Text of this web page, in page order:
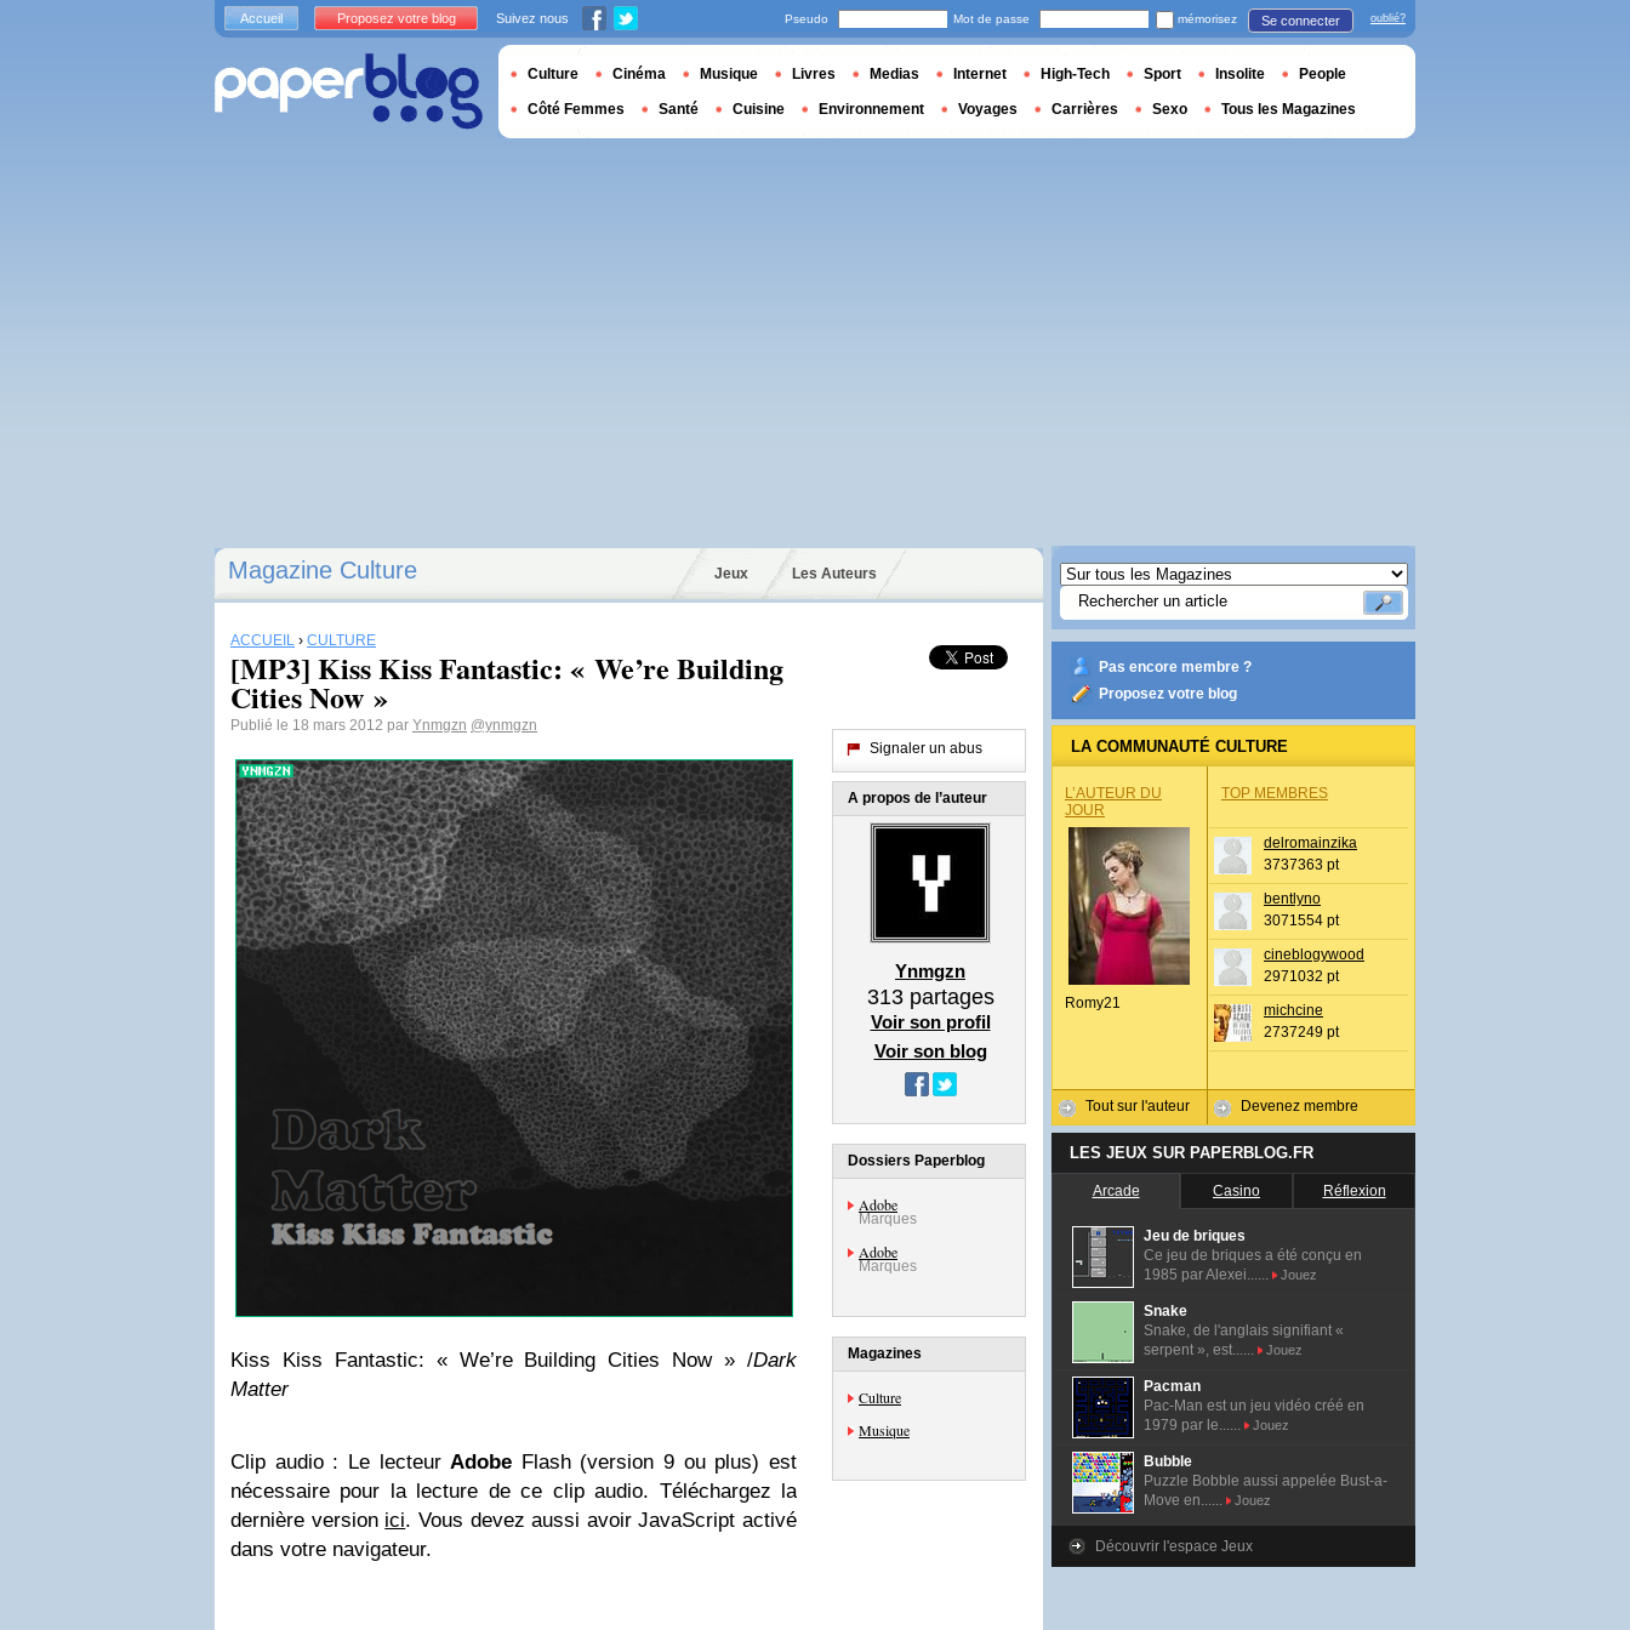
Magazine Culture Jeux Les Auteurs
ACCUEIL › CULTURE
[MP3] Kiss Kiss Fantastic: « We’re Building
Cities Now »
Publié le 18 mars 2012 par Ynmgzn @ynmgzn
Kiss Kiss Fantastic: « We’re Building Cities Now » /Dark
Matter
Clip audio : Le lecteurAdobe Flash (version 9 ou plus) est
nécessaire pour la lecture de ce clip audio. Téléchargez la
dernière version ici. Vous devez aussi avoir JavaScript activé
dans votre navigateur.
Signaler un abus
A propos de l’auteur
Ynmgzn
313partages
Voir son profil
Voir son blog
Dossiers Paperblog
Adobe
Marques
Adobe
Marques
Magazines
Culture
Musique
Pas encore membre ?
Proposez votre blog
LA COMMUNAUTÉ CULTURE
L’AUTEUR DU
JOUR
Romy21
Tout sur l'auteur
TOP MEMBRES
delromainzika
3737363 pt
bentlyno
3071554 pt
cineblogywood
2971032 pt
michcine
2737249 pt
Devenez membre
LES JEUX SUR PAPERBLOG.FR
Arcade Casino Réflexion
Jeu de briques
Ce jeu de briques a été conçu en
1985 par Alexei......
Jouez
Snake
Snake, de l'anglais signifiant «
serpent », est......
Jouez
Pacman
Pac-Man est un jeu vidéo créé en
1979 par le......
Jouez
Bubble
Puzzle Bobble aussi appelée Bust-a-
Move en......
Jouez
Découvrir l'espace Jeux
Accueil Proposez votre blog Suivez nous Pseudo Mot de passe mémorisez Se connecter oublié?
Culture Cinéma Musique Livres Medias Internet High-Tech Sport Insolite People
Côté Femmes Santé Cuisine Environnement Voyages Carrières Sexo Tous les Magazines